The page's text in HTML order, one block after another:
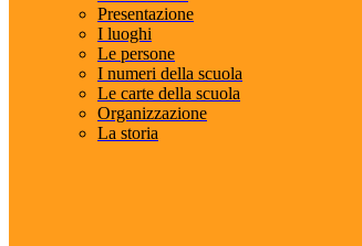
Presentazione
I luoghi
Le persone
I numeri della scuola
Le carte della scuola
Organizzazione
La storia